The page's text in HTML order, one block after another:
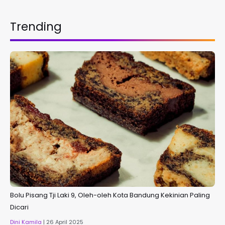
Trending
Bolu Pisang Tji Laki 9, Oleh-oleh Kota Bandung Kekinian Paling
Dicari
Dini Kamila 26 April 2025